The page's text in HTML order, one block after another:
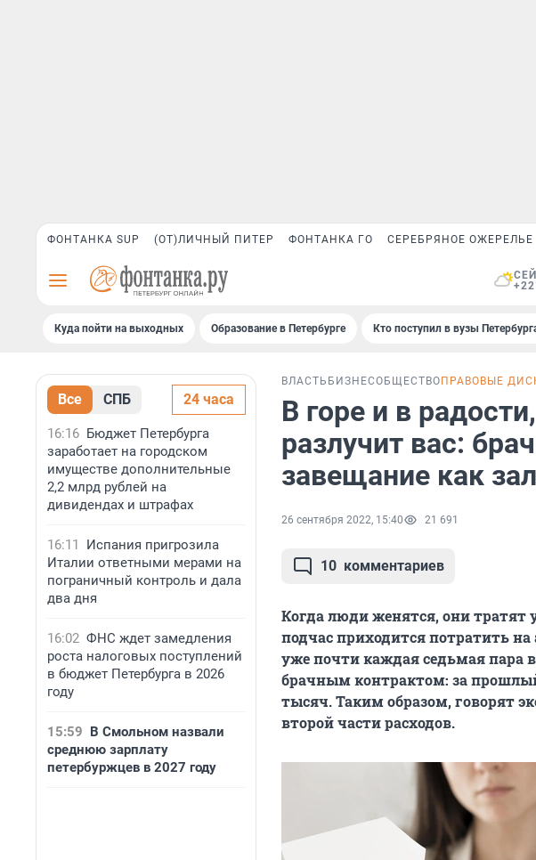
ФОНТАНКА SUP (ОТ)ЛИЧНЫЙ ПИТЕР ФОНТАНКА ГО СЕРЕБРЯНОЕ ОЖЕРЕЛЬЕ
Куда пойти на выходных Образование в Петербурге Кто поступил в вузы
Все СПБ 24 часа
16:16 Бюджет Петербурга
заработает на городском
имуществе дополнительные
2,2 млрд рублей на
дивидендах и штрафах
16:11
Испания пригрозила
Италии ответными мерами на
пограничный контроль и дала
два дня
16:02 ФНС ждет замедления
роста налоговых поступлений
в бюджет Петербурга в 2026
году
15:59 В Смольном назвали
среднюю зарплату
петербуржцев в 2027 году
ВЛАСТЬ БИЗНЕСОБЩЕСТВО ПРАВОВЫЕ
В горе и в
разлучит вас:
завещание как
26 сентября 2022, 15:40 21 691
10 комментариев
Когда люди женятся, они тратят
подчас приходится потратить
уже почти каждая седьмая пара в
брачным контрактом: за
тысяч. Таким образом, говорят
второй части расходов.